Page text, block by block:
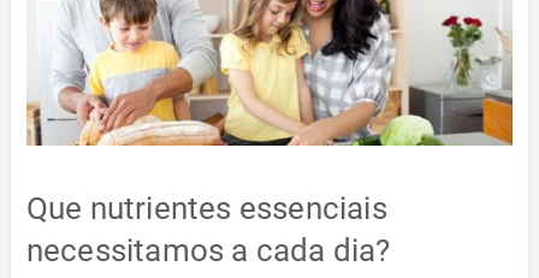
Que nutrientes essenciais
necessitamos a cada dia?